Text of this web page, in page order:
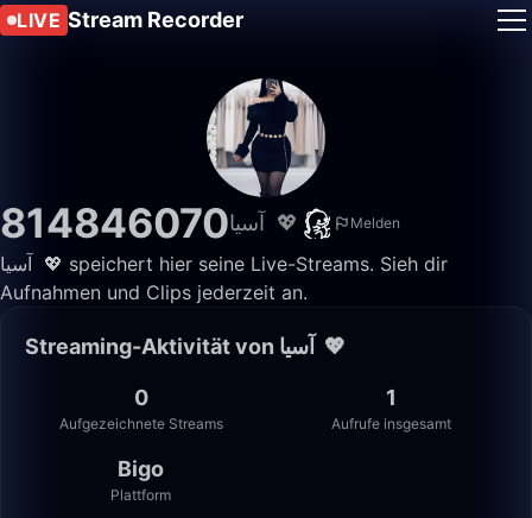
LIVE Stream Recorder
814846070 ‏ ‏آسيا 💖 Melden
‏ ‏آسيا 💖 speichert hier seine Live-Streams. Sieh dir
Aufnahmen und Clips jederzeit an.
Streaming-Aktivität von ‏ ‏آسيا 💖
0
Aufgezeichnete Streams
1
Aufrufe insgesamt
Bigo
Plattform